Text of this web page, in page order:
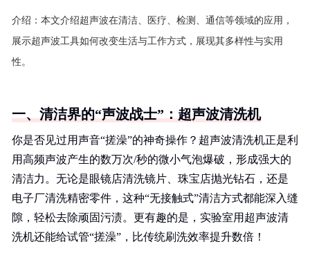
介绍： 本文介绍超声波在清洁、医疗、检测、通信等领域的应用，
展示超声波工具如何改变生活与工作方式，展现其多样性与实用
性。
一、清洁界的“声波战士”：超声波清洗机
你是否见过用声音“搓澡”的神奇操作？超声波清洗机正是利
用高频声波产生的数万次/秒的微小气泡爆破，形成强大的
清洁力。无论是眼镜店清洗镜片、珠宝店抛光钻石，还是
电子厂清洗精密零件，这种“无接触式”清洁方式都能深入缝
隙，轻松去除顽固污渍。更有趣的是，实验室用超声波清
洗机还能给试管“搓澡”，比传统刷洗效率提升数倍！